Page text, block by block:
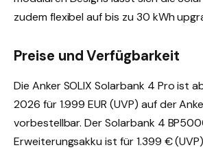
zudem flexibel auf bis zu 30 kWh
Preise und Verfügbarkeit
Die Anker SOLIX Solarbank 4 Pro ist
2026 für 1.999 EUR (UVP) auf der
vorbestellbar. Der Solarbank 4
Erweiterungsakku ist für 1.399 €